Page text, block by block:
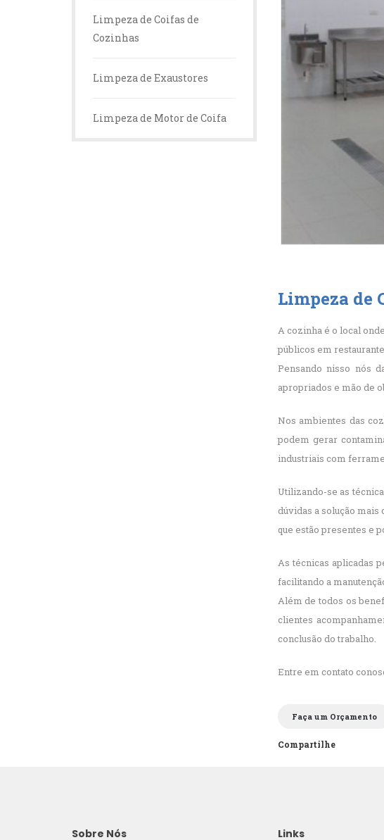
Limpeza de
A cozinha é o local
públicos em
Pensando nisso nós
apropriados e mão de
Nos ambientes das
podem gerar
industriais com
Utilizando-se as
dúvidas a solução
que estão presentes e
As técnicas aplicadas
facilitando a
Além de todos os
clientes
conclusão do trabalho.
Entre em contato
Faça um Orçamento
Compartilhe
Limpeza de Coifas de
Cozinhas
Limpeza de Exaustores
Limpeza de Motor de Coifa
Sobre Nós Links